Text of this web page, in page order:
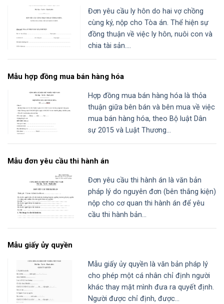
Đơn yêu cầu ly hôn do hai vợ chồng
cùng ký, nộp cho Tòa án. Thể hiện sự
đồng thuận về việc ly hôn, nuôi con và
chia tài sản....
Mẫu hợp đồng mua bán hàng hóa
Hợp đồng mua bán hàng hóa là thỏa
thuận giữa bên bán và bên mua về việc
mua bán hàng hóa, theo Bộ luật Dân
sự 2015 và Luật Thương...
Mẫu đơn yêu cầu thi hành án
Đơn yêu cầu thi hành án là văn bản
pháp lý do nguyên đơn (bên thắng kiện)
nộp cho cơ quan thi hành án để yêu
cầu thi hành bản...
Mẫu giấy ủy quyền
Mẫu giấy ủy quyền là văn bản pháp lý
cho phép một cá nhân chỉ định người
khác thay mặt mình đưa ra quyết định.
Người được chỉ định, được...